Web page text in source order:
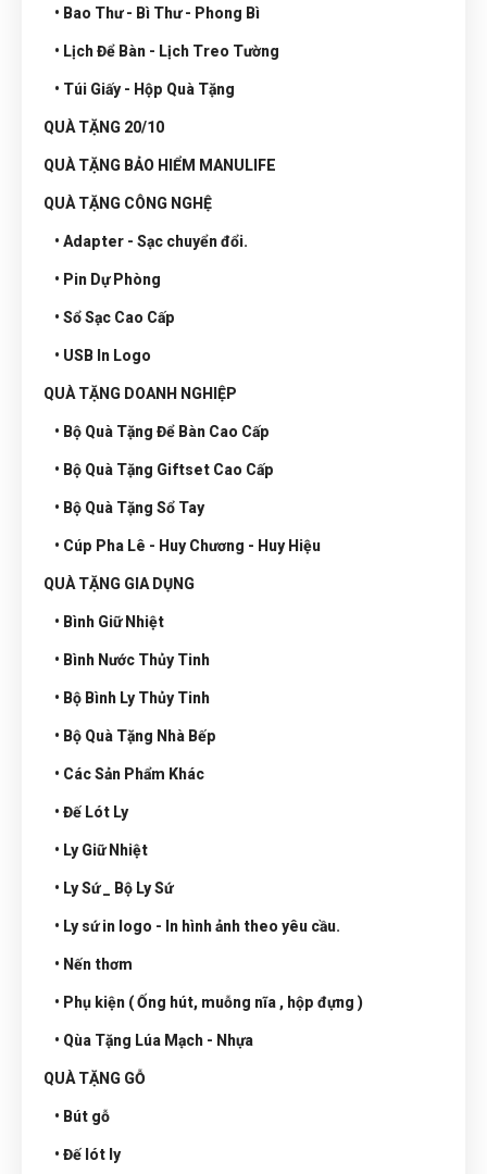
• Bao Thư - Bì Thư - Phong Bì
• Lịch Để Bàn - Lịch Treo Tường
• Túi Giấy - Hộp Quà Tặng
QUÀ TẶNG 20/10
QUÀ TẶNG BẢO HIỂM MANULIFE
QUÀ TẶNG CÔNG NGHỆ
• Adapter - Sạc chuyển đổi.
• Pin Dự Phòng
• Sổ Sạc Cao Cấp
• USB In Logo
QUÀ TẶNG DOANH NGHIỆP
• Bộ Quà Tặng Để Bàn Cao Cấp
• Bộ Quà Tặng Giftset Cao Cấp
• Bộ Quà Tặng Sổ Tay
• Cúp Pha Lê - Huy Chương - Huy Hiệu
QUÀ TẶNG GIA DỤNG
• Bình Giữ Nhiệt
• Bình Nước Thủy Tinh
• Bộ Bình Ly Thủy Tinh
• Bộ Quà Tặng Nhà Bếp
• Các Sản Phẩm Khác
• Đế Lót Ly
• Ly Giữ Nhiệt
• Ly Sứ _ Bộ Ly Sứ
• Ly sứ in logo - In hình ảnh theo yêu cầu.
• Nến thơm
• Phụ kiện ( Ống hút, muỗng nĩa , hộp đựng )
• Qùa Tặng Lúa Mạch - Nhựa
QUÀ TẶNG GỖ
• Bút gỗ
• Đế lót ly